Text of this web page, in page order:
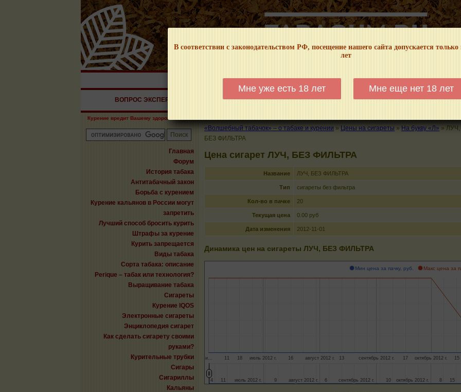
В соответствии с законодательством РФ, посещение нашего сайта допускается
лет
Мне уже есть 18 лет Мне еще нет 18 лет
НАШ ПОРТАЛ – ИНФОРМАЦИОННЫЙ! МЫ НЕ ЗАНИМАЕМСЯ ПРОДАЖЕЙ И РЕКЛАМОЙ
ВОПРОС ЭКСПЕРТУ КАЛЬЯНЫ ТРУБКИ ГДЕ КУПИТЬ ГДЕ ПОКУРИТЬ КУРЕНИЕ И
Курение вредит Вашему здоровью!
Главная
Форум
История табака
Антитабачный закон
Борьба с курением
Курение кальянов в России могут
запретить
Лучший способ бросить курить
Штрафы за курение
Курить запрещается
Виды табака
Сорта табака: описание
Perique – табак или технология?
Выращивание табака
Сигареты
Курение IQOS
Электронные сигареты
Энциклопедия сигарет
Как сделать сигарету своими
руками?
Курительные трубки
Сигары
Сигариллы
Кальяны
«Волшебный табачок» – о табаке и курении » Цены на сигареты » На букву «Л» » ЛУЧ,
БЕЗ ФИЛЬТРА
Цена сигарет ЛУЧ, БЕЗ ФИЛЬТРА
Название ЛУЧ, БЕЗ ФИЛЬТРА
Тип сигареты без фильтра
Кол-во в пачке 20
Текущая цена 0.00 руб
Дата изменения 2012-11-01
Динамика цен на сигареты ЛУЧ, БЕЗ ФИЛЬТРА
Мин цена за пачку, руб. Макс цена за
и… июль 2012 г. август 2012 г. сентябрь 2012 г. октябрь 2012 г.
11 18 16 13 17 15
июль 2012 г.
июль 2012 г. август 2012 г.
август 2012 г. сентябрь 2012 г.
сентябрь 2012 г. октябрь 2012 г.
октябрь 2012 г.
4
4 11
11 9
9 6
6 10
10 8
8 15
15